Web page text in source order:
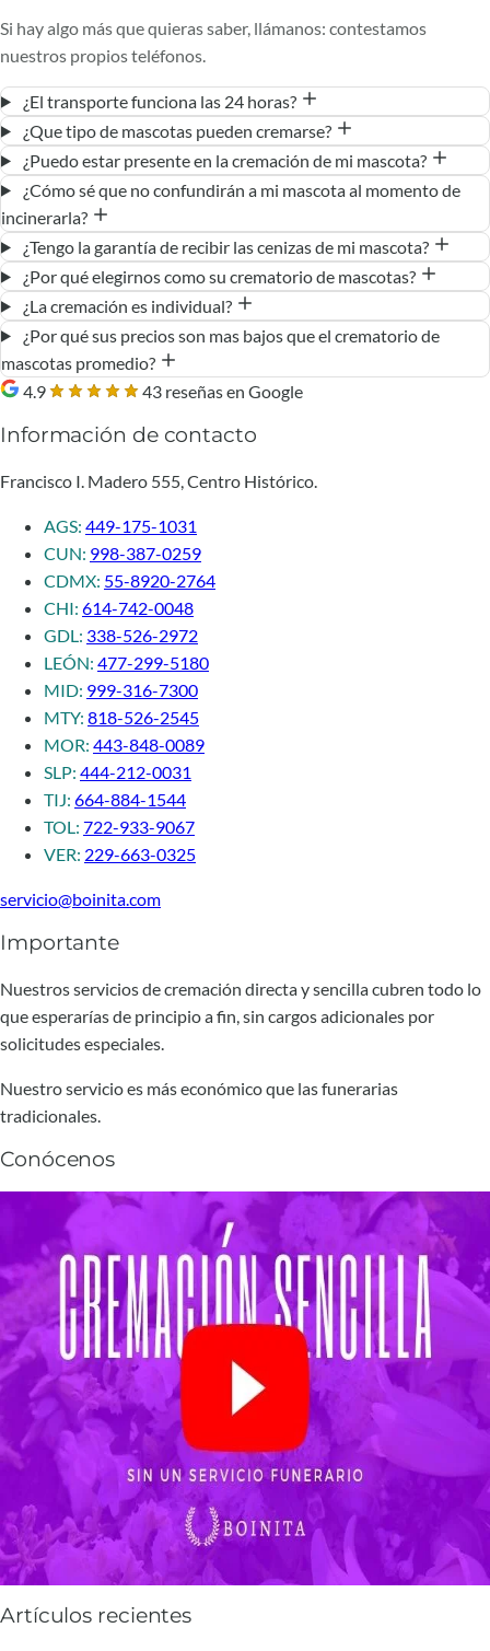
Si hay algo más que quieras saber, llámanos: contestamos
nuestros propios teléfonos.
¿El transporte funciona las 24 horas?
¿Que tipo de mascotas pueden cremarse?
¿Puedo estar presente en la cremación de mi mascota?
¿Cómo sé que no confundirán a mi mascota al momento de
incinerarla?
¿Tengo la garantía de recibir las cenizas de mi mascota?
¿Por qué elegirnos como su crematorio de mascotas?
¿La cremación es individual?
¿Por qué sus precios son mas bajos que el crematorio de
mascotas promedio?
4.9
43 reseñas en Google
Información de contacto
Francisco I. Madero 555, Centro Histórico.
AGS: 449-175-1031
CUN: 998-387-0259
CDMX: 55-8920-2764
CHI: 614-742-0048
GDL: 338-526-2972
LEÓN: 477-299-5180
MID: 999-316-7300
MTY: 818-526-2545
MOR: 443-848-0089
SLP: 444-212-0031
TIJ: 664-884-1544
TOL: 722-933-9067
VER: 229-663-0325
servicio@boinita.com
Importante
Nuestros servicios de cremación directa y sencilla cubren todo lo
que esperarías de principio a fin, sin cargos adicionales por
solicitudes especiales.
Nuestro servicio es más económico que las funerarias
tradicionales.
Conócenos
Artículos recientes